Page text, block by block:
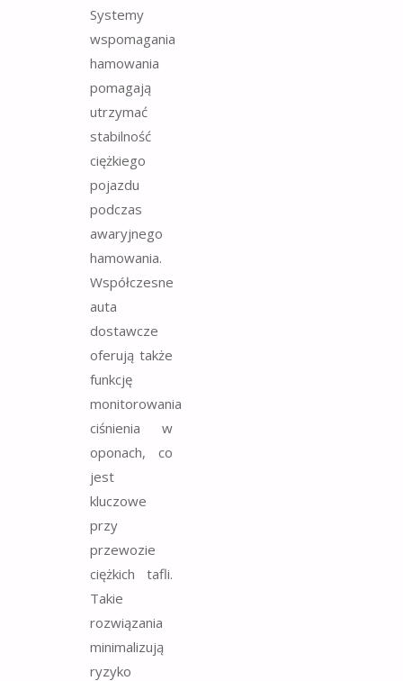
Systemy
wspomagania
hamowania
pomagają
utrzymać
stabilność
ciężkiego
pojazdu
podczas
awaryjnego
hamowania.
Współczesne
auta
dostawcze
oferują także
funkcję
monitorowania
ciśnienia w
oponach, co
jest
kluczowe
przy
przewozie
ciężkich tafli.
Takie
rozwiązania
minimalizują
ryzyko